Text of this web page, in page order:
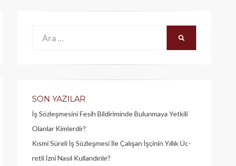
Ara:
SON YAZILAR
İş Sözleşmesini Fesih Bildiriminde Bulunmaya Yetkili
Olanlar Kimlerdir?
Kısmi Süreli İş Sözleşmesi İle Çalışan İşçinin Yıllık Üc­
retli İzni Nasıl Kullandırılır?